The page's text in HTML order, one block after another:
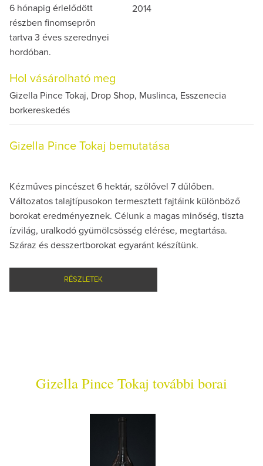
6 hónapig érlelődött
részben finomseprőn
tartva 3 éves szerednyei
hordóban.
2014
Hol vásárolható meg
Gizella Pince Tokaj, Drop Shop, Muslinca, Esszenecia
borkereskedés
Gizella Pince Tokaj bemutatása
Kézműves pincészet 6 hektár, szőlővel 7 dűlőben.
Változatos talajtípusokon termesztett fajtáink különböző
borokat eredményeznek. Célunk a magas minőség, tiszta
ízvilág, uralkodó gyümölcsösség elérése, megtartása.
Száraz és desszertborokat egyaránt készítünk.
RÉSZLETEK
Gizella Pince Tokaj további borai